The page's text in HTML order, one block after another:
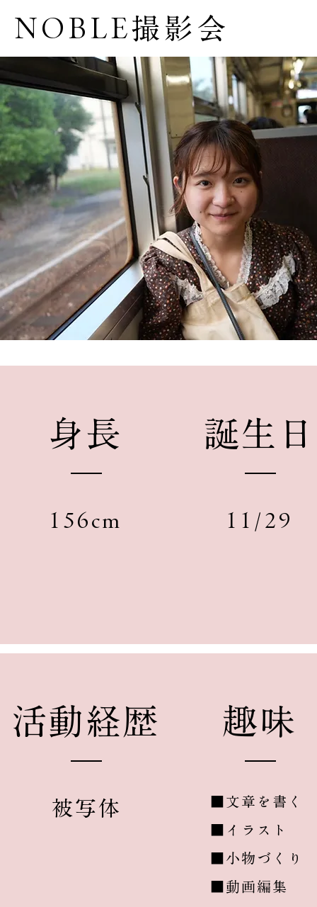
NOBLE撮影会
​身長
156cm
​誕生日
11/29
​活動経歴
​被写体
​趣味
■文章を書く
■イラスト
■小物づくり
■動画編集